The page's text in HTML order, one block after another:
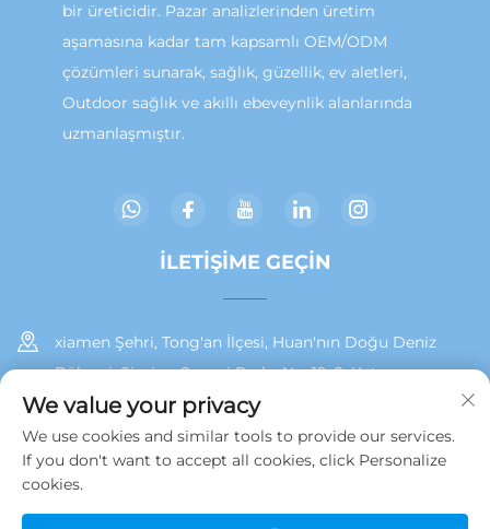
bir üreticidir. Pazar analizlerinden üretim
aşamasına kadar tam kapsamlı OEM/ODM
çözümleri sunarak, sağlık, güzellik, ev aletleri,
Outdoor sağlık ve akıllı ebeveynlik alanlarında
uzmanlaşmıştır.
İLETIŞIME GEÇIN
xiamen Şehri, Tong'an İlçesi, Huan'nın Doğu Deniz
Bölgesi, Siming Sanayi Parkı, No. 19, 2. Kat
+86 13215929911
[email protected]
We value your privacy
We use cookies and similar tools to provide our services.
If you don't want to accept all cookies, click Personalize
cookies.